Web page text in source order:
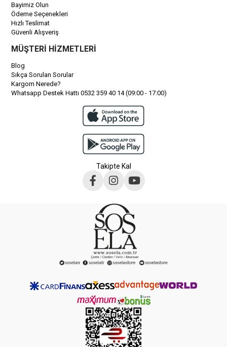
Bayimiz Olun
Ödeme Seçenekleri
Hızlı Teslimat
Güvenli Alışveriş
MÜŞTERİ HİZMETLERİ
Blog
Sıkça Sorulan Sorular
Kargom Nerede?
Whatsapp Destek Hattı 0532 359 40 14 (09:00 - 17:00)
Takipte Kal